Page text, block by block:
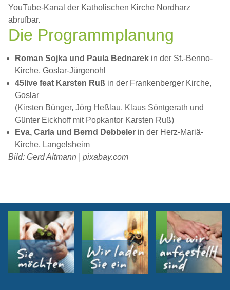
YouTube-Kanal der Katholischen Kirche Nordharz
abrufbar.
Die Programmplanung
Roman Sojka und Paula Bednarekin der St.-Benno-
Kirche, Goslar-Jürgenohl
45live feat Karsten Ruß in der Frankenberger Kirche,
Goslar
(Kirsten Bünger, Jörg Heßlau, Klaus Söntgerath und
Günter Eickhoff mit Popkantor Karsten Ruß)
Eva, Carlaund Bernd Debbelerin der Herz-Mariä-
Kirche, Langelsheim
Bild: Gerd Altmann | pixabay.com